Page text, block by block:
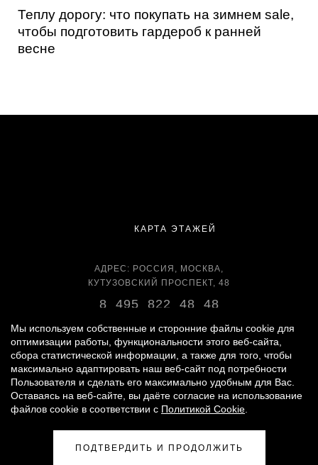
Теплу дорогу: что покупать на зимнем sale,
чтобы подготовить гардероб к ранней
весне
КАРТА ЭТАЖЕЙ
АДРЕС: РОССИЯ, МОСКВА,
КУТУЗОВСКИЙ ПРОСПЕКТ, 48
8 495 822 48 48
ВРЕМЯ РАБОТЫ:
ЕЖЕДНЕВНО С 11:00 ДО 22:00
2026«ВРЕМЕНА ГОДА»
Мы используем собственные и сторонние файлы cookie для
оптимизации работы, функциональности этого веб-сайта,
сбора статистической информации, а также для того, чтобы
максимально адаптировать наш веб-сайт под потребности
Пользователя и сделать его максимально удобным для Вас.
Оставаясь на веб-сайте, вы даёте согласие на использование
файлов cookie в соответствии с Политикой Cookie
ПОДТВЕРДИТЬ И ПРОДОЛЖИТЬ